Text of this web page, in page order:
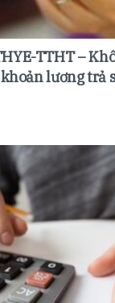
TTHT –
lương trả